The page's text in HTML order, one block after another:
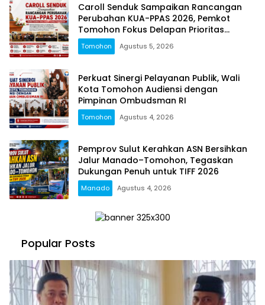
Caroll Senduk Sampaikan Rancangan
Perubahan KUA-PPAS 2026, Pemkot
Tomohon Fokus Delapan Prioritas
Pembangunan
Tomohon Agustus 5, 2026
Perkuat Sinergi Pelayanan Publik, Wali
Kota Tomohon Audiensi dengan
Pimpinan Ombudsman RI
Tomohon Agustus 4, 2026
Pemprov Sulut Kerahkan ASN Bersihkan
Jalur Manado–Tomohon, Tegaskan
Dukungan Penuh untuk TIFF 2026
Manado Agustus 4, 2026
Popular Posts